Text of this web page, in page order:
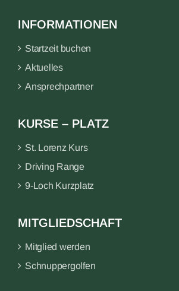
INFORMATIONEN
Startzeit buchen
Aktuelles
Ansprechpartner
KURSE – PLATZ
St. Lorenz Kurs
Driving Range
9-Loch Kurzplatz
MITGLIEDSCHAFT
Mitglied werden
Schnuppergolfen